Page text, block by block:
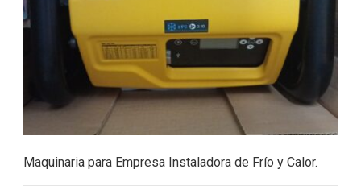
Maquinaria para Empresa Instaladora de Frío y Calor.